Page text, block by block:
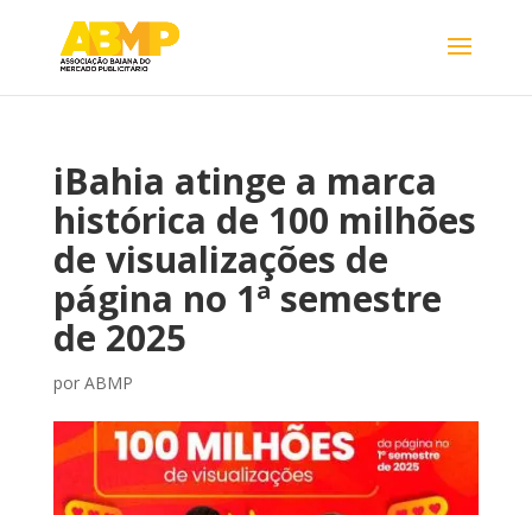
iBahia atinge a marca
histórica de 100 milhões
de visualizações de
página no 1ª semestre
de 2025
por ABMP